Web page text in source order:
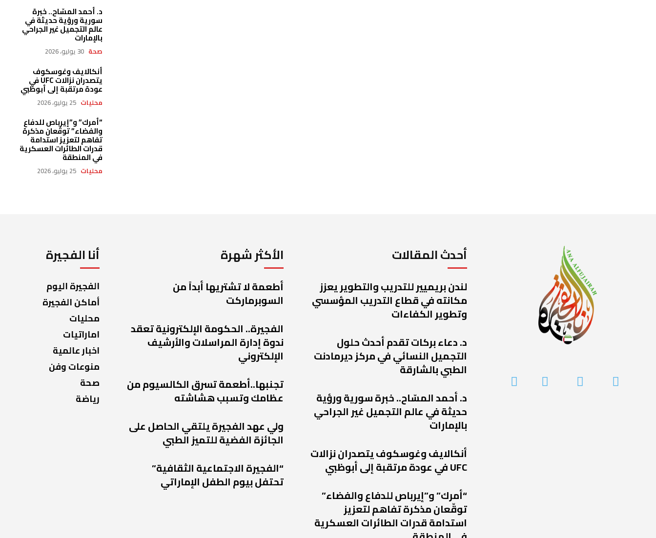
د. أحمد المسّاح.. خبرة
سورية ورؤية حديثة في
عالم التجميل غير الجراحي
بالإمارات
صحة 30 يوليو، 2026
أنكالايف وغوسكوف
يتصدران نزالات UFC في
عودة مرتقبة إلى أبوظبي
محليات 25 يوليو، 2026
“أمرك” و”إيرباص للدفاع
والفضاء” توقّعان مذكرة
تفاهم لتعزيز استدامة
قدرات الطائرات العسكرية
في المنطقة
محليات 25 يوليو، 2026
أنا الفجيرة
الفجيرة اليوم
أماكن الفجيرة
محليات
اماراتيات
اخبار عالمية
منوعات وفن
صحة
رياضة
الأكثر شهرة
أطعمة لا تشتريها أبداً من
السوبرماركت
الفجيرة.. الحكومة الإلكترونية تعقد
ندوة إدارة المراسلات والأرشيف
الإلكتروني
تجنبها..أطعمة تسرق الكالسيوم من
عظامك وتسبب هشاشته
ولي عهد الفجيرة يلتقي الحاصل على
الجائزة الفضية للتميز الطبي
“الفجيرة الاجتماعية الثقافية”
تحتفل بيوم الطفل الإماراتي
أحدث المقالات
لندن بريميير للتدريب والتطوير يعزز
مكانته في قطاع التدريب المؤسسي
وتطوير الكفاءات
د. دعاء بركات تقدم أحدث حلول
التجميل النسائي في مركز ديرمادنت
الطبي بالشارقة
د. أحمد المسّاح.. خبرة سورية ورؤية
حديثة في عالم التجميل غير الجراحي
بالإمارات
أنكالايف وغوسكوف يتصدران نزالات
UFC في عودة مرتقبة إلى أبوظبي
“أمرك” و”إيرباص للدفاع والفضاء”
توقّعان مذكرة تفاهم لتعزيز
استدامة قدرات الطائرات العسكرية